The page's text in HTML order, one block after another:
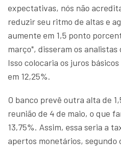
expectativas, nós não
reduzir seu ritmo de altas e
aumente em 1,5 ponto
março", disseram os analistas
Isso colocaria os juros
em 12,25%.
O banco prevê outra alta de
reunião de 4 de maio, o que
13,75%. Assim, essa seria a
apertos monetários, segundo